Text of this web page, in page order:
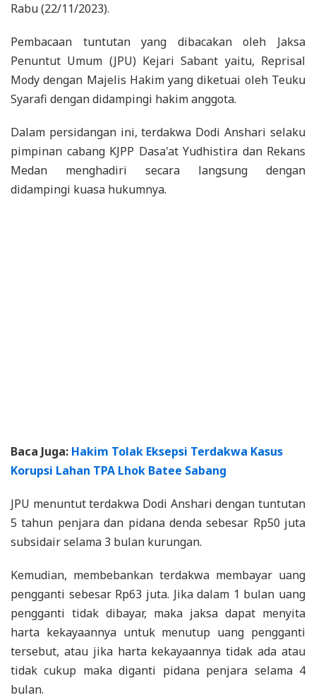
Rabu (22/11/2023).
Pembacaan tuntutan yang dibacakan oleh Jaksa
Penuntut Umum (JPU) Kejari Sabant yaitu, Reprisal
Mody dengan Majelis Hakim yang diketuai oleh Teuku
Syarafi dengan didampingi hakim anggota.
Dalam persidangan ini, terdakwa Dodi Anshari selaku
pimpinan cabang KJPP Dasa'at Yudhistira dan Rekans
Medan menghadiri secara langsung dengan
didampingi kuasa hukumnya.
Baca Juga: Hakim Tolak Eksepsi Terdakwa Kasus
Korupsi Lahan TPA Lhok Batee Sabang
JPU menuntut terdakwa Dodi Anshari dengan tuntutan
5 tahun penjara dan pidana denda sebesar Rp50 juta
subsidair selama 3 bulan kurungan.
Kemudian, membebankan terdakwa membayar uang
pengganti sebesar Rp63 juta. Jika dalam 1 bulan uang
pengganti tidak dibayar, maka jaksa dapat menyita
harta kekayaannya untuk menutup uang pengganti
tersebut, atau jika harta kekayaannya tidak ada atau
tidak cukup maka diganti pidana penjara selama 4
bulan.